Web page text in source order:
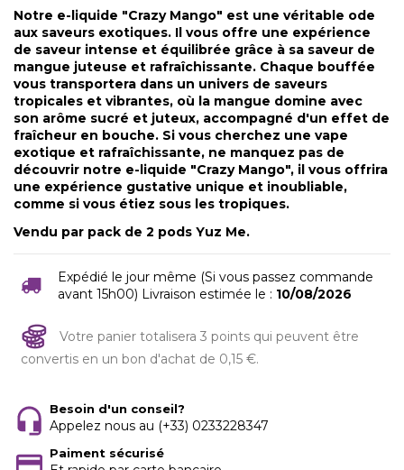
Notre e-liquide "Crazy Mango" est une véritable ode
aux saveurs exotiques. Il vous offre une expérience
de saveur intense et équilibrée grâce à sa saveur de
mangue juteuse et rafraîchissante. Chaque bouffée
vous transportera dans un univers de saveurs
tropicales et vibrantes, où la mangue domine avec
son arôme sucré et juteux, accompagné d'un effet de
fraîcheur en bouche. Si vous cherchez une vape
exotique et rafraîchissante, ne manquez pas de
découvrir notre e-liquide "Crazy Mango", il vous offrira
une expérience gustative unique et inoubliable,
comme si vous étiez sous les tropiques.
Vendu par pack de 2 pods Yuz Me.
Expédié le jour même (Si vous passez commande
avant 15h00) Livraison estimée le : 10/08/2026
Votre panier totalisera 3 points qui peuvent être
convertis en un bon d'achat de 0,15 €.
Besoin d'un conseil?
Appelez nous au (+33) 0233228347
Paiment sécurisé